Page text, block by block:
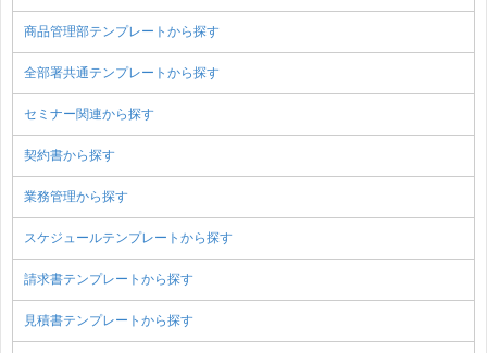
商品管理部テンプレートから探す
全部署共通テンプレートから探す
セミナー関連から探す
契約書から探す
業務管理から探す
スケジュールテンプレートから探す
請求書テンプレートから探す
見積書テンプレートから探す